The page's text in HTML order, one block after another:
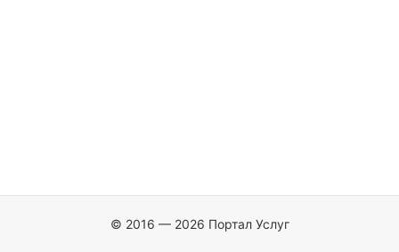
© 2016 — 2026 Портал Услуг